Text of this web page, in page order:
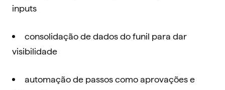
inputs
consolidação de dados do funil para dar
visibilidade
automação de passos como aprovações e